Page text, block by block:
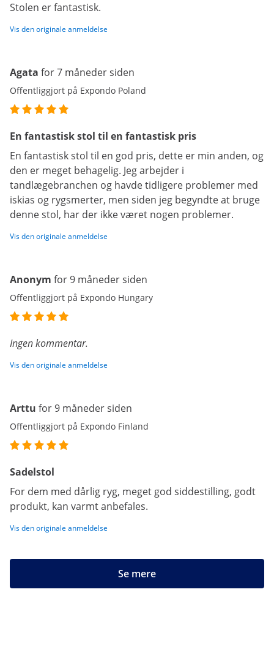
Stolen er fantastisk.
Vis den originale anmeldelse
Agata for 7 måneder siden
Offentliggjort på Expondo Poland
En fantastisk stol til en fantastisk pris
En fantastisk stol til en god pris, dette er min anden, og
den er meget behagelig. Jeg arbejder i
tandlægebranchen og havde tidligere problemer med
iskias og rygsmerter, men siden jeg begyndte at bruge
denne stol, har der ikke været nogen problemer.
Vis den originale anmeldelse
Anonym for 9 måneder siden
Offentliggjort på Expondo Hungary
Ingen kommentar.
Vis den originale anmeldelse
Arttu for 9 måneder siden
Offentliggjort på Expondo Finland
Sadelstol
For dem med dårlig ryg, meget god siddestilling, godt
produkt, kan varmt anbefales.
Vis den originale anmeldelse
Se mere